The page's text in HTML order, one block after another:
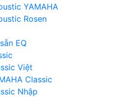
YAMAHA
Rosen
EQ
Việt
Classic
Nhập